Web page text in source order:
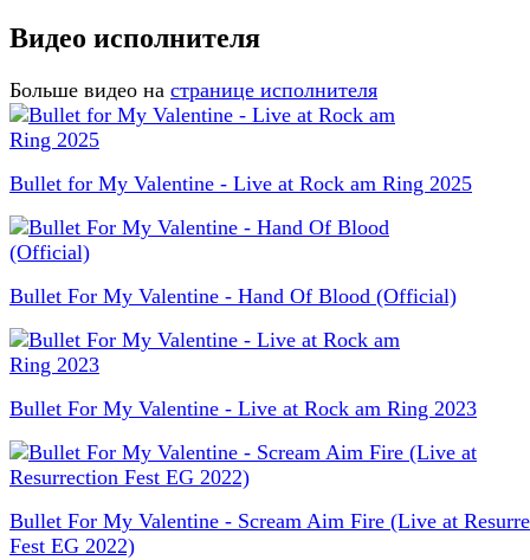
Видео исполнителя
Больше видео на странице исполнителя
Bullet for My Valentine - Live at Rock am Ring 2025
Bullet For My Valentine - Hand Of Blood (Official)
Bullet For My Valentine - Live at Rock am Ring 2023
Bullet For My Valentine - Scream Aim Fire (Live at
Fest EG 2022)